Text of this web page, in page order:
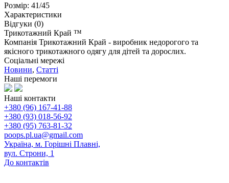
Розмір: 41/45
Характеристики
Відгуки (0)
Трикотажний Край ™
Компанія Трикотажний Край - виробник недорогого та
якісного трикотажного одягу для дітей та дорослих.
Соціальні мережі
Новини, Статті
Наші перемоги
Наші контакти
+380 (96) 167-41-88
+380 (93) 018-56-92
+380 (95) 763-81-32
poops.pl.ua@gmail.com
Україна, м. Горішні Плавні,
вул. Строни, 1
До контактів